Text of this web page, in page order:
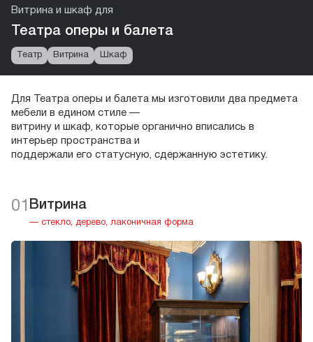
Театр Витрина Шкаф
Витрина и шкаф для
Театра оперы и балета
Для Театра оперы и балета мы изготовили два предмета
мебели в едином стиле —
витрину и шкаф, которые органично вписались в
интерьер пространства и
поддержали его статусную, сдержанную эстетику.
01 Витрина
— стекло, дерево, лаконичная форма